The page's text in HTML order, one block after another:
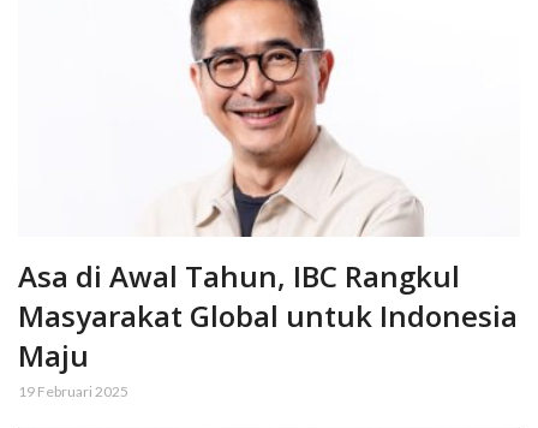
Asa di Awal Tahun, IBC Rangkul
Masyarakat Global untuk Indonesia
Maju
19 Februari 2025